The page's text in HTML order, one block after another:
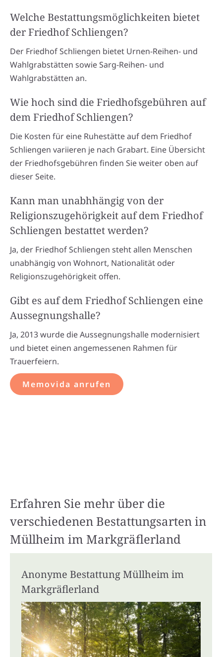
Welche Bestattungsmöglichkeiten bietet
der Friedhof Schliengen?
Der Friedhof Schliengen bietet Urnen-Reihen- und
Wahlgrabstätten sowie Sarg-Reihen- und
Wahlgrabstätten an.
Wie hoch sind die Friedhofsgebühren auf
dem Friedhof Schliengen?
Die Kosten für eine Ruhestätte auf dem Friedhof
Schliengen variieren je nach Grabart. Eine Übersicht
der Friedhofsgebühren finden Sie weiter oben auf
dieser Seite.
Kann man unabhhängig von der
Religionszugehörigkeit auf dem Friedhof
Schliengen bestattet werden?
Ja, der Friedhof Schliengen steht allen Menschen
unabhängig von Wohnort, Nationalität oder
Religionszugehörigkeit offen.
Gibt es auf dem Friedhof Schliengen eine
Aussegnungshalle?
Ja, 2013 wurde die Aussegnungshalle modernisiert
und bietet einen angemessenen Rahmen für
Trauerfeiern.
Memovida anrufen
Erfahren Sie mehr über die
verschiedenen Bestattungsarten in
Müllheim im Markgräflerland
Anonyme Bestattung Müllheim im
Markgräflerland